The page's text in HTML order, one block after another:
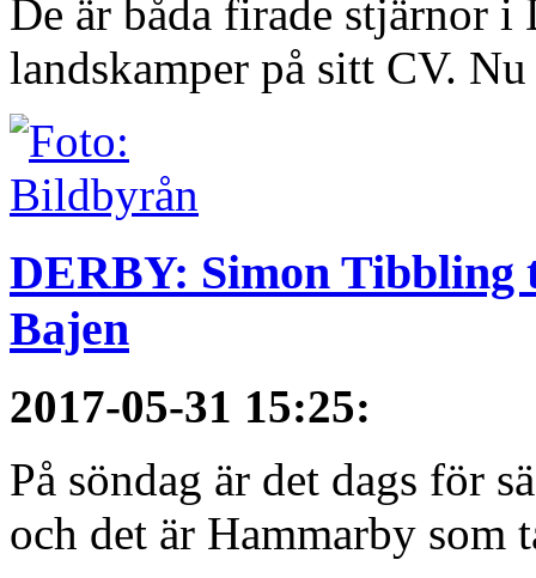
De är båda firade stjärnor i
landskamper på sitt CV.
DERBY: Simon
Bajen
2017-05-31 15:25:
På söndag är det dags för
och det är Hammarby som